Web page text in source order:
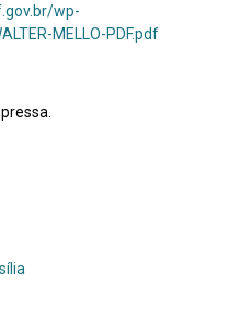
wp-
MELLO-PDF.pdf